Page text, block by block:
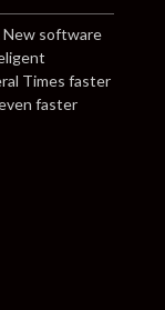
New software
Times faster
faster